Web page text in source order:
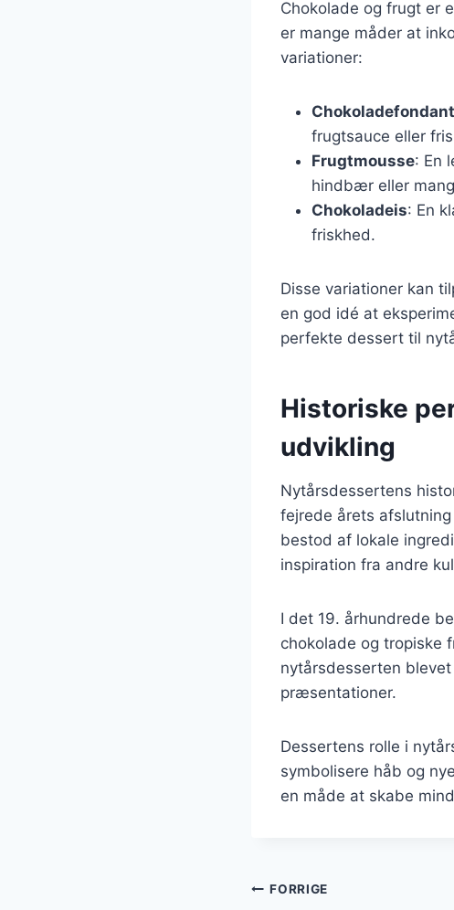
Chokolade og frugt er
er mange måder at
variationer:
Chokoladefondant
frugtsauce eller
Frugtmousse: En
hindbær eller
Chokoladeis: En
friskhed.
Disse variationer kan
en god idé at
perfekte dessert til
Historiske
udvikling
Nytårsdessertens
fejrede årets
bestod af lokale
inspiration fra andre
I det 19. århundrede
chokolade og tropiske
nytårsdesserten
præsentationer.
Dessertens rolle i
symbolisere håb og
en måde at skabe
FORRIGE